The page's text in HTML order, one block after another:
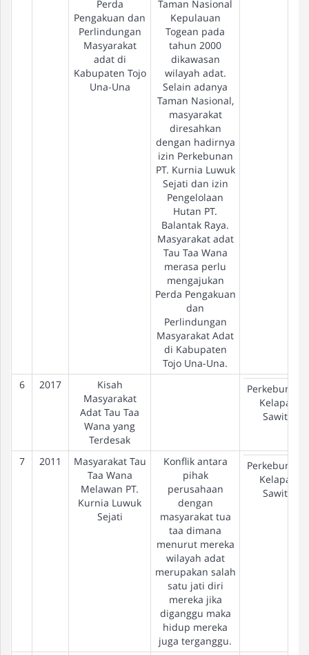
Perda
Pengakuan dan
Perlindungan
Masyarakat
adat di
Kabupaten Tojo
Una-Una
Taman Nasional
Kepulauan
Togean pada
tahun 2000
dikawasan
wilayah adat.
Selain adanya
Taman Nasional,
masyarakat
diresahkan
dengan hadirnya
izin Perkebunan
PT. Kurnia Luwuk
Sejati dan izin
Pengelolaan
Hutan PT.
Balantak Raya.
Masyarakat adat
Tau Taa Wana
merasa perlu
mengajukan
Perda Pengakuan
dan
Perlindungan
Masyarakat Adat
di Kabupaten
Tojo Una-Una.
6
2017
Kisah
Masyarakat
Adat Tau Taa
Wana yang
Terdesak
Perkebunan
Kelapa
Sawit
7 2011
Masyarakat Tau
Taa Wana
Melawan PT.
Kurnia Luwuk
Sejati
Konflik antara
pihak
perusahaan
dengan
masyarakat tua
taa dimana
menurut mereka
wilayah adat
merupakan salah
satu jati diri
mereka jika
diganggu maka
hidup mereka
juga terganggu.
Perkebunan
Kelapa
Sawit